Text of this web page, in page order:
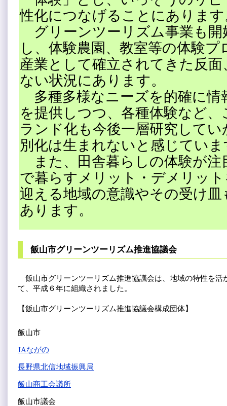
性化につなげることにありま
グリーンツーリズム事業も開
し、体験農園、教室等の体験
産業として確立されてきた反
ない状況にあります。
多種多様なニーズを的確に情
を提供しつつ、各種体験など
ランド化も今後一層研究して
別化は生まれないと感じていま
また、田舎暮らしの体験が注
で暮らすメリット・デメリッ
迎える地域の意識やその受け
あります。
飯山市グリーンツーリズム推進協議会
飯山市グリーンツーリズム推進協議会は、地域の特性を
て、平成６年に組織されました。
【飯山市グリーンツーリズム推進協議会構成団体】
飯山市
JAながの
長野県北信地域振興局
飯山商工会議所
飯山市議会